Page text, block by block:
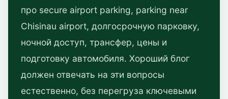
про secure airport parking, parking near
Chisinau airport, долгосрочную парковку,
ночной доступ, трансфер, цены и
подготовку автомобиля. Хороший блог
должен отвечать на эти вопросы
естественно, без перегруза ключевыми